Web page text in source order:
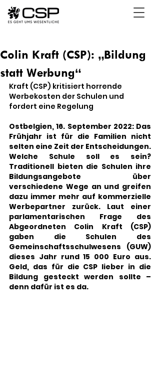
Colin Kraft (CSP): „Bildung
statt Werbung“
Kraft (CSP) kritisiert horrende
Werbekosten der Schulen und
fordert eine Regelung
Ostbelgien, 16. September 2022: Das
Frühjahr ist für die Familien nicht
selten eine Zeit der Entscheidungen.
Welche Schule soll es sein?
Traditionell bieten die Schulen ihre
Bildungsangebote über
verschiedene Wege an und greifen
dazu immer mehr auf kommerzielle
Werbepartner zurück. Laut einer
parlamentarischen Frage des
Abgeordneten Colin Kraft (CSP)
gaben die Schulen des
Gemeinschaftsschulwesens (GUW)
dieses Jahr rund 15 000 Euro aus.
Geld, das für die CSP lieber in die
Bildung gesteckt werden sollte –
denn dafür ist es da.